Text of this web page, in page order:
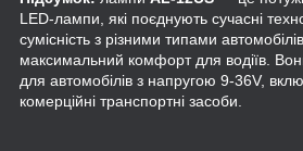
LED-лампи, які поєднують сучасні
сумісність з різними типами
максимальний комфорт для водіїв.
для автомобілів з напругою 9-36V,
комерційні транспортні засоби.